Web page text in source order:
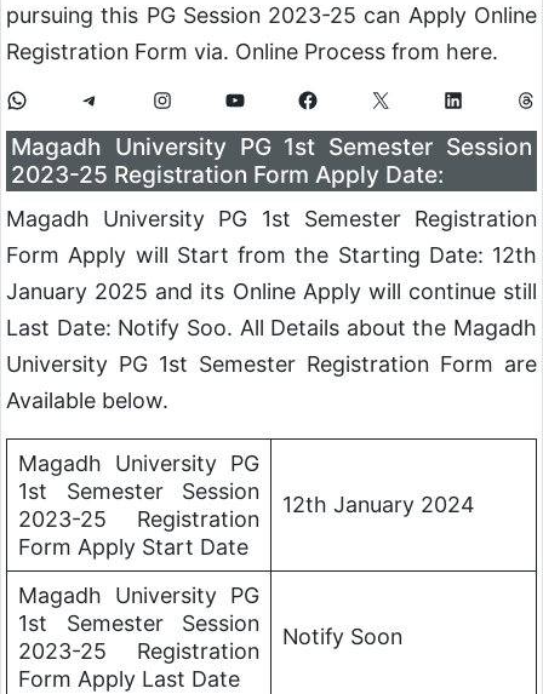
pursuing this PG Session 2023-25 can Apply Online
Registration Form via. Online Process from here.
Magadh University PG 1st Semester Session
2023-25 Registration Form Apply Date:
Magadh University PG 1st Semester Registration
Form Apply will Start from the Starting Date: 12th
January 2025 and its Online Apply will continue still
Last Date: Notify Soo. All Details about the Magadh
University PG 1st Semester Registration Form are
Available below.
Magadh University PG
1st Semester Session
2023-25 Registration
Form Apply Start Date
12th January 2024
Magadh University PG
1st Semester Session
2023-25 Registration
Form Apply Last Date
Notify Soon